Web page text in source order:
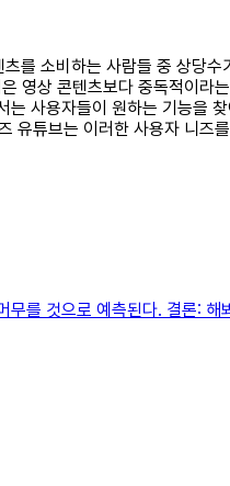
를 소비하는 사람들 중 상당
영상 콘텐츠보다 중독적이라
사용자들이 원하는 기능을
튜브는 이러한 사용자 니즈
를 것으로 예측된다. 결론: